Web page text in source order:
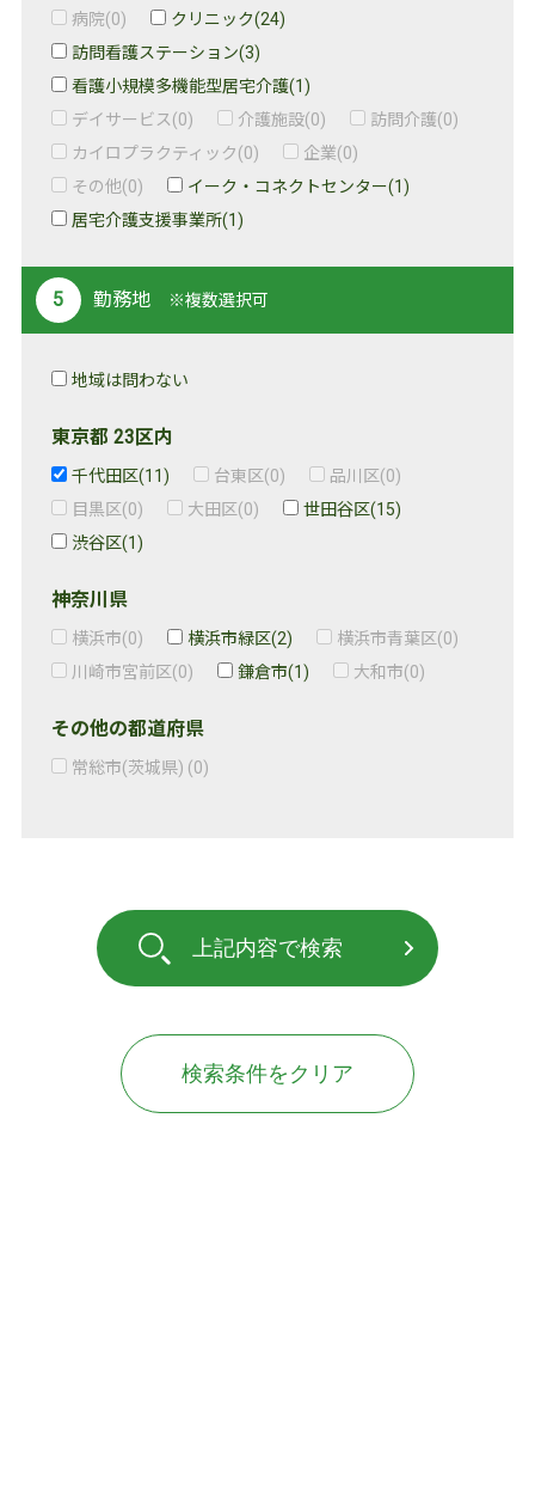
病院(0) クリニック(24)
訪問看護ステーション(3)
看護小規模多機能型居宅介護(1)
デイサービス(0) 介護施設(0) 訪問介護(0)
カイロプラクティック(0) 企業(0)
その他(0) イーク・コネクトセンター(1)
居宅介護支援事業所(1)
勤務地 ※複数選択可
地域は問わない
東京都 23区内
千代田区(11) 台東区(0) 品川区(0)
目黒区(0) 大田区(0) 世田谷区(15)
渋谷区(1)
神奈川県
横浜市(0) 横浜市緑区(2) 横浜市青葉区(0)
川崎市宮前区(0) 鎌倉市(1) 大和市(0)
その他の都道府県
常総市(茨城県) (0)